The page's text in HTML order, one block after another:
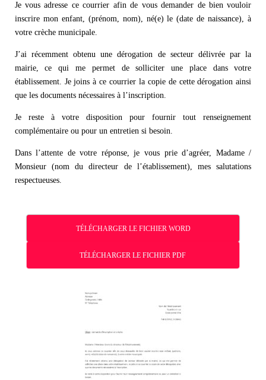
Je vous adresse ce courrier afin de vous demander de bien vouloir
inscrire mon enfant, (prénom, nom), né(e) le (date de naissance), à
votre crèche municipale.
J’ai récemment obtenu une dérogation de secteur délivrée par la
mairie, ce qui me permet de solliciter une place dans votre
établissement. Je joins à ce courrier la copie de cette dérogation ainsi
que les documents nécessaires à l’inscription.
Je reste à votre disposition pour fournir tout renseignement
complémentaire ou pour un entretien si besoin.
Dans l’attente de votre réponse, je vous prie d’agréer, Madame /
Monsieur (nom du directeur de l’établissement), mes salutations
respectueuses.
TÉLÉCHARGER LE FICHIER WORD
TÉLÉCHARGER LE FICHIER PDF